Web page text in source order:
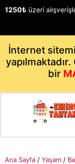
1250₺ üzeri
İnternet
bir
Ana Sayfa / Yaşam /